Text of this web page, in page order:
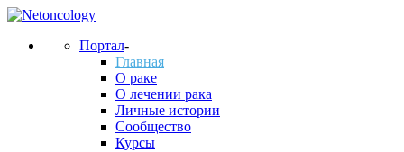
Портал-
Главная
О раке
О лечении рака
Личные истории
Сообщество
Курсы